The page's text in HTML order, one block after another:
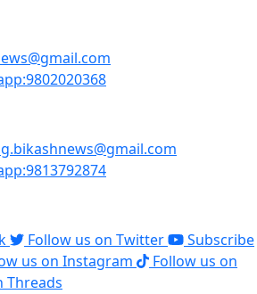
Follow us on Twitter
Subscribe
us on Instagram
Follow us on
Threads